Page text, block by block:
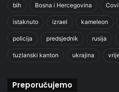
bih Bosna i Hercegovina
istaknuto izrael kameleon
policija predsjednik rusija
tuzlanski kanton ukrajina
Preporučujemo